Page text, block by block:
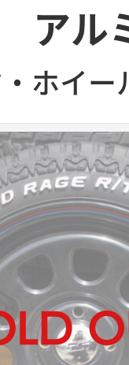
アル
ホイー